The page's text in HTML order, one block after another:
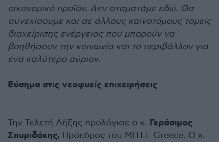
οικονομικό προϊόν. Δεν σταματάμε εδώ. Θα
συνεχίσουμε και σε άλλους καινοτόμους τομείς
διαχείρισης ενέργειας που μπορούν να
βοηθήσουν την κοινωνία και το περιβάλλον για
ένα καλύτερο αύριο».
Εύσημα στις νεοφυείς επιχειρήσεις
Την Τελετή Λήξης προλόγισε ο κ. Γεράσιμος
Σπυριδάκης, Πρόεδρος του MITEF Greece. Ο κ.